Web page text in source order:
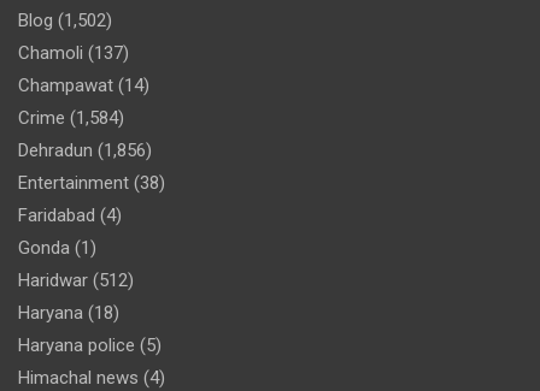
Blog (1,502)
Chamoli (137)
Champawat (14)
Crime (1,584)
Dehradun (1,856)
Entertainment (38)
Faridabad (4)
Gonda (1)
Haridwar (512)
Haryana (18)
Haryana police (5)
Himachal news (4)